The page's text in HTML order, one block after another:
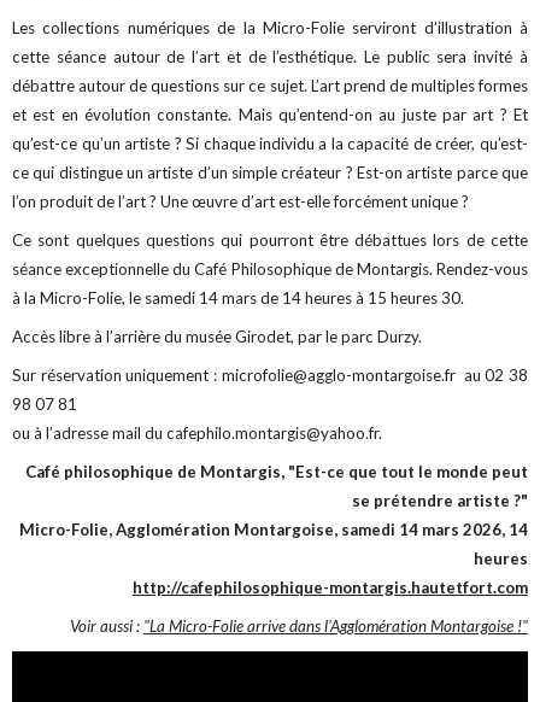
Les collections numériques de la Micro-Folie serviront d’illustration à
cette séance autour de l’art et de l’esthétique. Le public sera invité à
débattre autour de questions sur ce sujet. L’art prend de multiples formes
et est en évolution constante. Mais qu’entend-on au juste par art ? Et
qu’est-ce qu’un artiste ? Si chaque individu a la capacité de créer, qu’est-
ce qui distingue un artiste d’un simple créateur ? Est-on artiste parce que
l’on produit de l’art ? Une œuvre d’art est-elle forcément unique ?
Ce sont quelques questions qui pourront être débattues lors de cette
séance exceptionnelle du Café Philosophique de Montargis. Rendez-vous
à la Micro-Folie, le samedi 14 mars de 14 heures à 15 heures 30.
Accès libre à l’arrière du musée Girodet, par le parc Durzy.
Sur réservation uniquement : microfolie@agglo-montargoise.fr au 02 38
98 07 81
ou à l’adresse mail du cafephilo.montargis@yahoo.fr.
Café philosophique de Montargis, "Est-ce que tout le monde peut
se prétendre artiste ?"
Micro-Folie, Agglomération Montargoise, samedi 14 mars 2026, 14
heures
http://cafephilosophique-montargis.hautetfort.com
Voir aussi : "La Micro-Folie arrive dans l'Agglomération Montargoise !"